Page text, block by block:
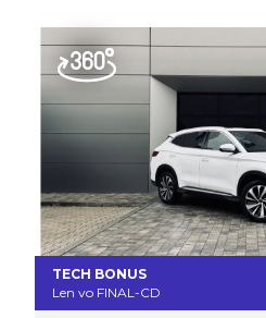
TECH BONUS
Len vo FINAL-CD